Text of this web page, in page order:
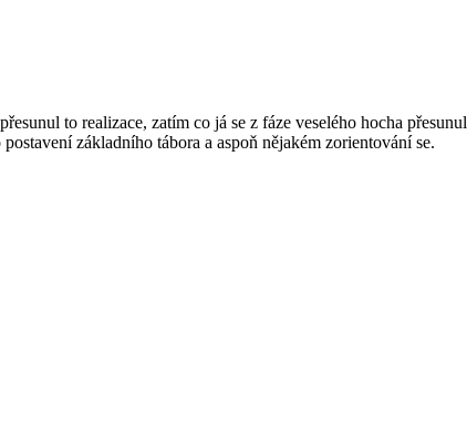
to realizace, zatím co já se z fáze veselého hocha
základního tábora a aspoň nějakém zorientování se.